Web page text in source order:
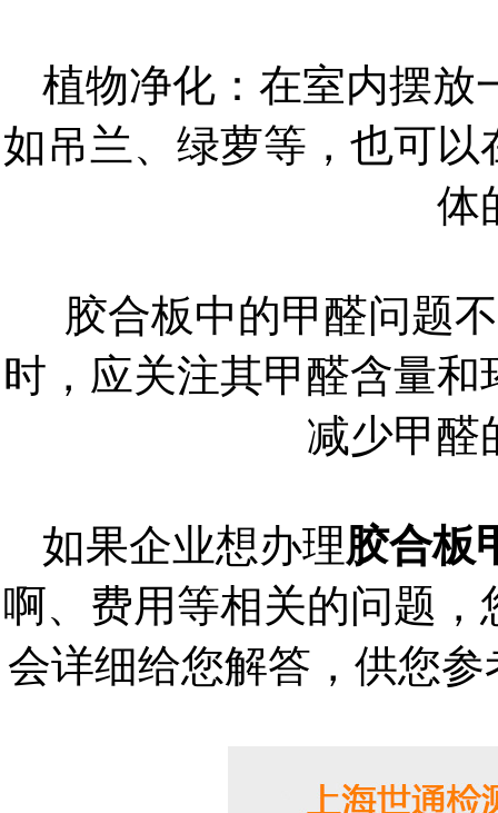
植物净化：在室内摆放
如吊兰、绿萝等，也可
体
胶合板中的甲醛问题
时，应关注其甲醛含量
减少甲醛
如果企业想办理胶合板
啊、费用等相关的问题
会详细给您解答，供您